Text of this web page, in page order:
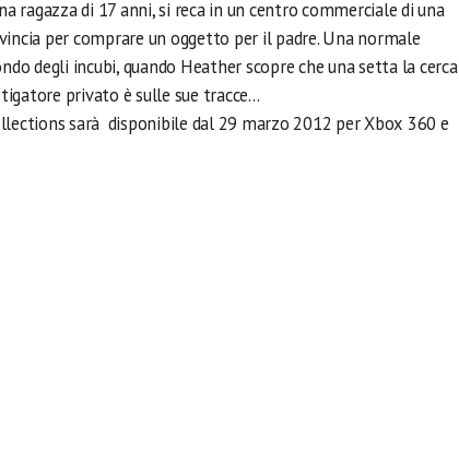
ragazza di 17 anni, si reca in un centro commerciale di una
per comprare un oggetto per il padre. Una normale
degli incubi, quando Heather scopre che una setta la cerca
privato è sulle sue tracce…
sarà disponibile dal 29 marzo 2012 per Xbox 360 e